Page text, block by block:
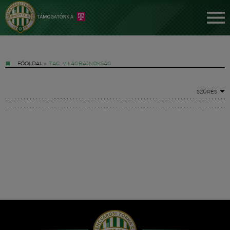
FŐOLDAL » TAG: VILÁGBAJNOKSÁG
SZŰRÉS
Hírek